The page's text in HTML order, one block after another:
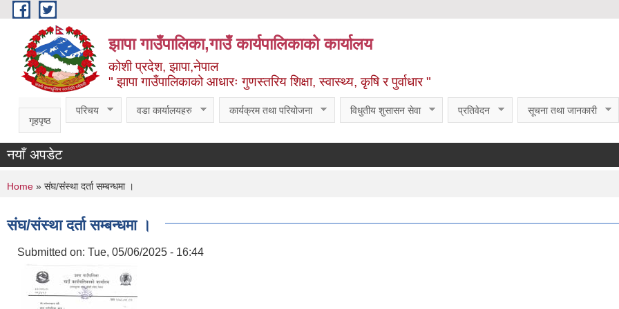
Skip to main content
झापा गाउँपालिका,गाउँ कार्यपालिकाको कार्यालय
कोशी प्रदेश, झापा,नेपाल
" झापा गाउँपालिकाको आधारः गुणस्तरिय शिक्षा, स्वास्थ्य, कृषि र पुर्वाधार "
गृहपृष्ठ
परिचय वडा कार्यालयहरु कार्यक्रम तथा परियोजना विधुतीय शुसासन सेवा प्रतिवेदन सूचना तथा जानकारी
नयाँ अपडेट
You are here
Home » संघ/संस्था दर्ता सम्बन्धमा ।
संघ/संस्था दर्ता सम्बन्धमा ।
Submitted on: Tue, 05/06/2025 - 16:44